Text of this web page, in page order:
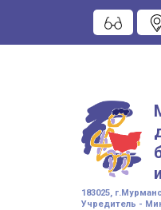
183025,
Учредитель -